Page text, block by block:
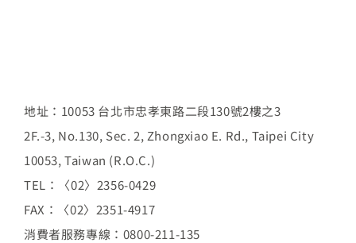
地址：10053 台北市忠孝東路二段130號2樓之3
2F.-3, No.130, Sec. 2, Zhongxiao E. Rd., Taipei City
10053, Taiwan (R.O.C.)
TEL：〈02〉2356-0429
FAX：〈02〉2351-4917
消費者服務專線：0800-211-135